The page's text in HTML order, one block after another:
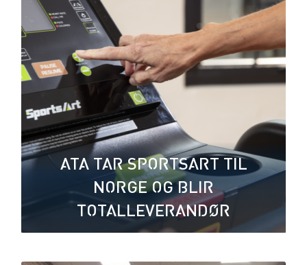
ATA TAR SPORTSART TIL
NORGE OG BLIR
TOTALLEVERANDØR